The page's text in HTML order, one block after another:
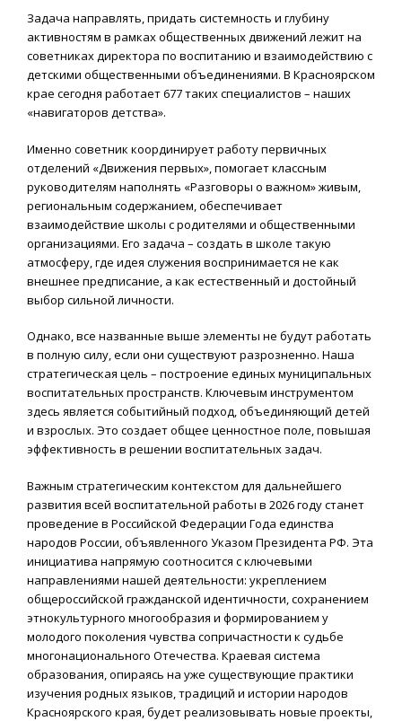
Задача направлять, придать системность и глубину
активностям в рамках общественных движений лежит на
советниках директора по воспитанию и взаимодействию с
детскими общественными объединениями. В Красноярском
крае сегодня работает 677 таких специалистов – наших
«навигаторов детства».
Именно советник координирует работу первичных
отделений «Движения первых», помогает классным
руководителям наполнять «Разговоры о важном» живым,
региональным содержанием, обеспечивает
взаимодействие школы с родителями и общественными
организациями. Его задача – создать в школе такую
атмосферу, где идея служения воспринимается не как
внешнее предписание, а как естественный и достойный
выбор сильной личности.
Однако, все названные выше элементы не будут работать
в полную силу, если они существуют разрозненно. Наша
стратегическая цель – построение единых муниципальных
воспитательных пространств. Ключевым инструментом
здесь является событийный подход, объединяющий детей
и взрослых. Это создает общее ценностное поле, повышая
эффективность в решении воспитательных задач.
Важным стратегическим контекстом для дальнейшего
развития всей воспитательной работы в 2026 году станет
проведение в Российской Федерации Года единства
народов России, объявленного Указом Президента РФ. Эта
инициатива напрямую соотносится с ключевыми
направлениями нашей деятельности: укреплением
общероссийской гражданской идентичности, сохранением
этнокультурного многообразия и формированием у
молодого поколения чувства сопричастности к судьбе
многонационального Отечества. Краевая система
образования, опираясь на уже существующие практики
изучения родных языков, традиций и истории народов
Красноярского края, будет реализовывать новые проекты,